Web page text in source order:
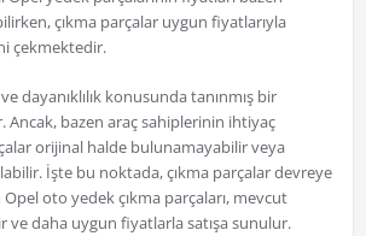
çıkma parçalar uygun fiyatlarıyla
çekmektedir.
dayanıklılık konusunda tanınmış bir
bazen araç sahiplerinin ihtiyaç
orijinal halde bulunamayabilir veya
İşte bu noktada, çıkma parçalar devreye
oto yedek çıkma parçaları, mevcut
ve daha uygun fiyatlarla satışa sunulur.